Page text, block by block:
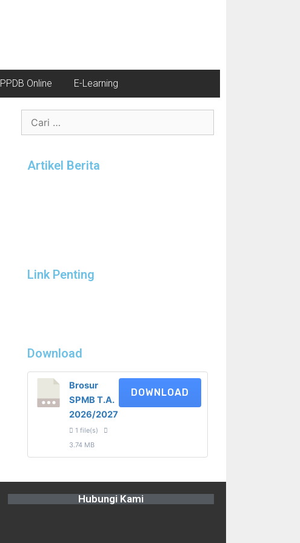
PPDB Online E-Learning
Artikel Berita
Link Penting
Download
Brosur
SPMB T.A.
2026/2027
1 file(s)
3.74 MB
DOWNLOAD
Hubungi Kami